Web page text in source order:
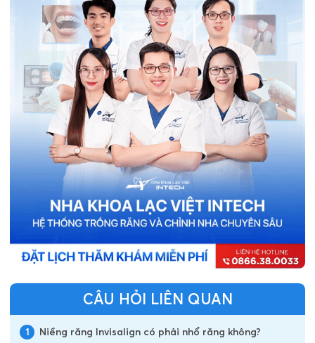
CÂU HỎI LIÊN QUAN
1 Niềng răng Invisalign có phải nhổ răng không?